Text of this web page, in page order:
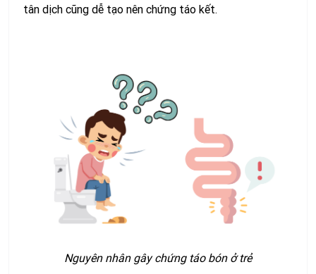
tân dịch cũng dễ tạo nên chứng táo kết.
Nguyên nhân gây chứng táo bón ở trẻ